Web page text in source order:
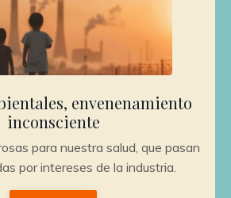
envenenamiento
inconsciente
para nuestra salud, que pasan
por intereses de la industria.